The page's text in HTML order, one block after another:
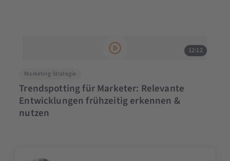
12:12
Marketing Strategie
Trendspotting für Marketer: Relevante
Entwicklungen frühzeitig erkennen &
nutzen